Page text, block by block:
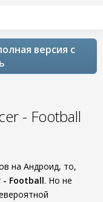
версия с
- Football
на Андроид, то,
- Football. Но не